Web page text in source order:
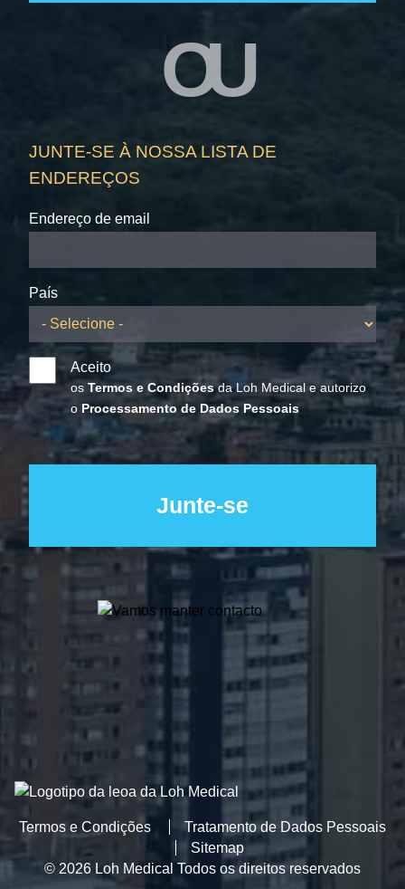
OU
JUNTE-SE À NOSSA LISTA DE
ENDEREÇOS
Endereço de email
País
Aceito
osTermos e Condiçõesda Loh Medical e autorizo
o Processamento de Dados Pessoais
Termos e Condições
Tratamento de Dados Pessoais
Sitemap
© 2026 Loh Medical Todos os direitos reservados